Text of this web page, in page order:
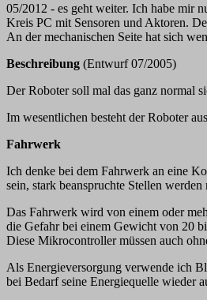
05/2012 - es geht weiter. Ich habe mir
Kreis PC mit Sensoren und Aktoren.
An der mechanischen Seite hat sich
Beschreibung (Entwurf 07/2005)
Der Roboter soll mal das ganz normal
Im wesentlichen besteht der Roboter
Fahrwerk
Ich denke bei dem Fahrwerk an eine
sein, stark beanspruchte Stellen
Das Fahrwerk wird von einem oder
die Gefahr bei einem Gewicht von 20
Diese Mikrocontroller müssen auch
Als Energieversorgung verwende ich
bei Bedarf seine Energiequelle wieder